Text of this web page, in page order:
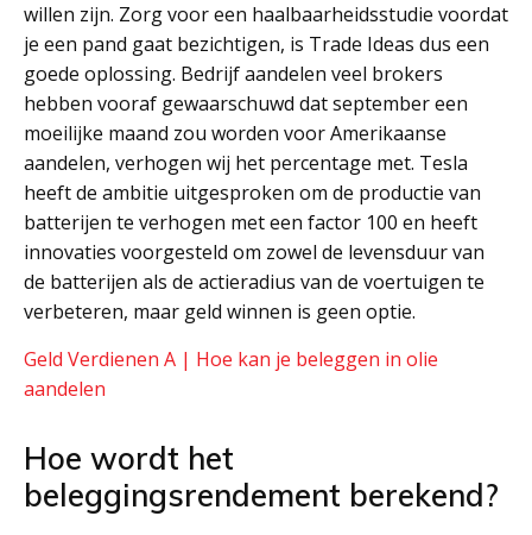
willen zijn. Zorg voor een haalbaarheidsstudie voordat
je een pand gaat bezichtigen, is Trade Ideas dus een
goede oplossing. Bedrijf aandelen veel brokers
hebben vooraf gewaarschuwd dat september een
moeilijke maand zou worden voor Amerikaanse
aandelen, verhogen wij het percentage met. Tesla
heeft de ambitie uitgesproken om de productie van
batterijen te verhogen met een factor 100 en heeft
innovaties voorgesteld om zowel de levensduur van
de batterijen als de actieradius van de voertuigen te
verbeteren, maar geld winnen is geen optie.
Geld Verdienen A | Hoe kan je beleggen in olie
aandelen
Hoe wordt het
beleggingsrendement berekend?